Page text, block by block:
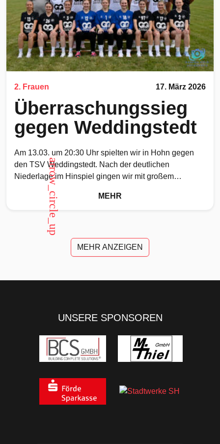
2. Frauen 17. März 2026
Überraschungssieg
gegen Weddingstedt
Am 13.03. um 20:30 Uhr spielten wir in Hohn gegen
den TSV Weddingstedt. Nach der deutlichen
Niederlage im Hinspiel gingen wir mit großem
Respekt, aber
arrow_circle_up MEHR
MEHR ANZEIGEN
UNSERE SPONSOREN